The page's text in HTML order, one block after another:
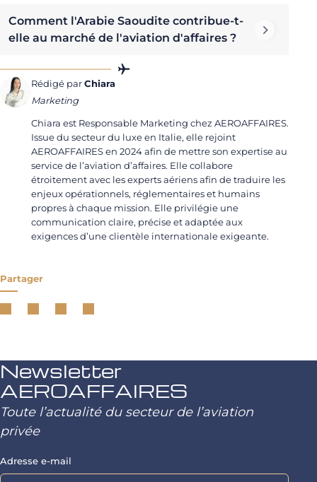
Comment l'Arabie Saoudite contribue-t-
elle au marché de l'aviation d'affaires ?
Rédigé parChiara
Marketing
Chiara est Responsable Marketing chez AEROAFFAIRES.
Issue du secteur du luxe en Italie, elle rejoint
AEROAFFAIRES en 2024 afin de mettre son expertise au
service de l’aviation d’affaires. Elle collabore
étroitement avec les experts aériens afin de traduire les
enjeux opérationnels, réglementaires et humains
propres à chaque mission. Elle privilégie une
communication claire, précise et adaptée aux
exigences d’une clientèle internationale exigeante.
Partager
Newsletter
AEROAFFAIRES
Toute l’actualité du secteur de l’aviation
privée
Adresse e-mail